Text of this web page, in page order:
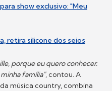
show exclusivo: "Meu
retira silicone dos seios
porque eu quero conhecer.
família", contou. A
música country, combina